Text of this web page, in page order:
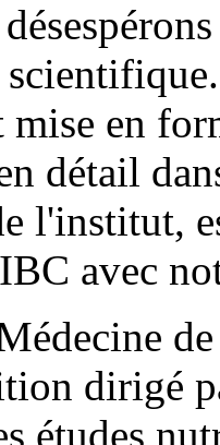
mise en
détail
l'institut,
avec
dirigé
études